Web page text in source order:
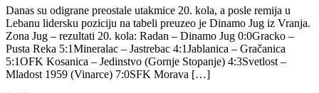
Danas su odigrane preostale utakmice 20. kola, a posle remija u
Lebanu lidersku poziciju na tabeli preuzeo je Dinamo Jug iz Vranja.
Zona Jug – rezultati 20. kola: Radan – Dinamo Jug 0:0Gracko –
Pusta Reka 5:1Mineralac – Jastrebac 4:1Jablanica – Gračanica
5:1OFK Kosanica – Jedinstvo (Gornje Stopanje) 4:3Svetlost –
Mladost 1959 (Vinarce) 7:0SFK Morava […]